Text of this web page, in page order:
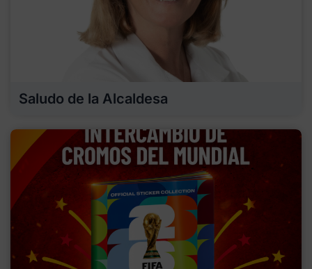
Saludo de la Alcaldesa